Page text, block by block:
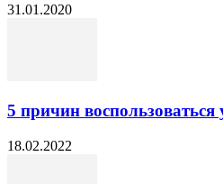
31.01.2020
5 причин воспользоваться
18.02.2022